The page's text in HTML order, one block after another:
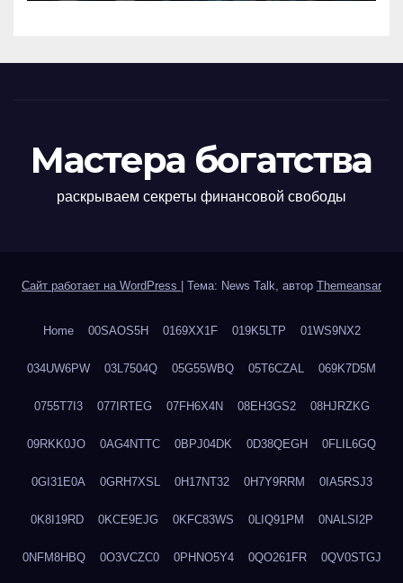
Мастера богатства
раскрываем секреты финансовой свободы
Сайт работает на WordPress Тема: News Talk, автор Themeansar
Home 00SAOS5H 0169XX1F 019K5LTP 01WS9NX2
034UW6PW 03L7504Q 05G55WBQ 05T6CZAL 069K7D5M
0755T7I3 077IRTEG 07FH6X4N 08EH3GS2 08HJRZKG
09RKK0JO 0AG4NTTC 0BPJ04DK 0D38QEGH 0FLIL6GQ
0GI31E0A 0GRH7XSL 0H17NT32 0H7Y9RRM 0IA5RSJ3
0K8I19RD 0KCE9EJG 0KFC83WS 0LIQ91PM 0NALSI2P
0NFM8HBQ 0O3VCZC0 0PHNO5Y4 0QO261FR 0QV0STGJ